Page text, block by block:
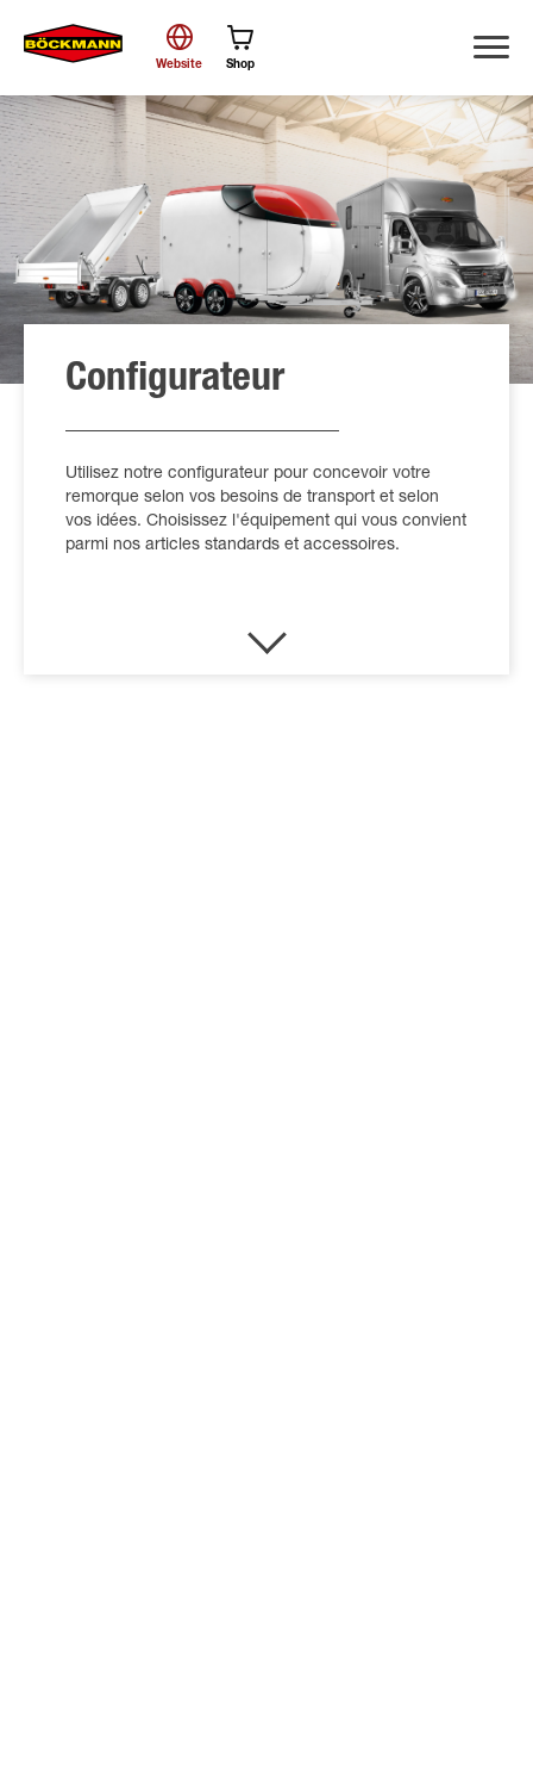
Chercher
Website Shop
Configurateur
Utilisez notre configurateur pour concevoir votre
remorque selon vos besoins de transport et selon
vos idées. Choisissez l'équipement qui vous convient
parmi nos articles standards et accessoires.